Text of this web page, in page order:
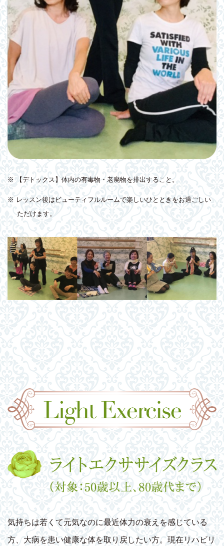
※ 【デトックス】体内の有毒物・老廃物を排出すること。
※ レッスン後はビューティフルルームで楽しいひとときをお過ごしい
ただけます。
気持ちは若くて元気なのに最近体力の衰えを感じている
方、大病を患い健康な体を取り戻したい方。現在リハビリ